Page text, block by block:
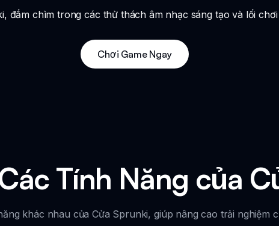
đắm chìm trong các thử thách âm nhạc sáng tạo và lối
Chơi Game Ngay
Tính Năng của
khác nhau của Cửa Sprunki, giúp nâng cao trải nghiệm